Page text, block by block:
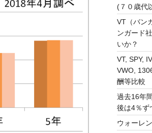
(７０歳代
VT（バン
ンガード
いか？
VT, SPY,
VWO,
酬等比較
過去16年
後は4％ず
ウォーレ